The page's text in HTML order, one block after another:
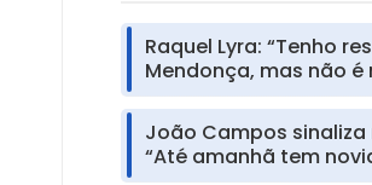
Raquel Lyra: “Tenho
Mendonça, mas não
João Campos sinaliza
“Até amanhã tem